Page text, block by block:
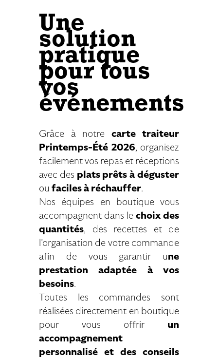
Une
solution
pratique
pour tous
vos
événements
Grâce à notre carte traiteur
Printemps-Été 2026, organisez
facilement vos repas et réceptions
avec des plats prêts à déguster
ou faciles à réchauffer.
Nos équipes en boutique vous
accompagnent dans lechoix des
quantités, des recettes et de
l’organisation de votre commande
afin de vous garantir une
prestation adaptée à vos
besoins.
Toutes les commandes sont
réalisées directement en boutique
pour vous offrir un
accompagnement
personnalisé et des conseils